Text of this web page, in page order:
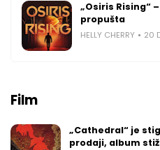
„Osiris Rising“
propušta
HELLY CHERRY 20
Film
„Cathedral“ je
prodaji, album